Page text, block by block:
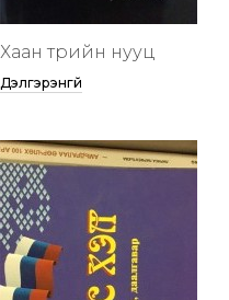
Хаан төрийн нууц
Дэлгэрэнгүй